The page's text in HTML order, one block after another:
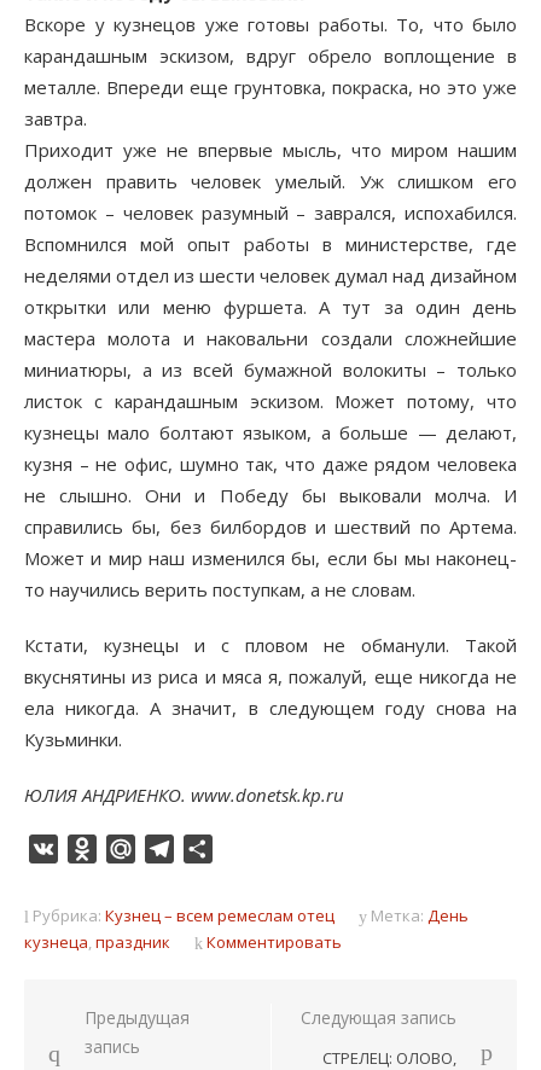
Вскоре у кузнецов уже готовы работы. То, что было
карандашным эскизом, вдруг обрело воплощение в
металле. Впереди еще грунтовка, покраска, но это уже
завтра.
Приходит уже не впервые мысль, что миром нашим
должен править человек умелый. Уж слишком его
потомок – человек разумный – заврался, испохабился.
Вспомнился мой опыт работы в министерстве, где
неделями отдел из шести человек думал над дизайном
открытки или меню фуршета. А тут за один день
мастера молота и наковальни создали сложнейшие
миниатюры, а из всей бумажной волокиты – только
листок с карандашным эскизом. Может потому, что
кузнецы мало болтают языком, а больше — делают,
кузня – не офис, шумно так, что даже рядом человека
не слышно. Они и Победу бы выковали молча. И
справились бы, без билбордов и шествий по Артема.
Может и мир наш изменился бы, если бы мы наконец-
то научились верить поступкам, а не словам.
Кстати, кузнецы и с пловом не обманули. Такой
вкуснятины из риса и мяса я, пожалуй, еще никогда не
ела никогда. А значит, в следующем году снова на
Кузьминки.
ЮЛИЯ АНДРИЕНКО. www.donetsk.kp.ru
VK Odnoklassniki
Mail.RuTelegram
Рубрика: Кузнец – всем ремеслам отец Метка: День
кузнеца,праздник Комментировать
Навигация
по
Предыдущая
запись
Следующая запись
СТРЕЛЕЦ: ОЛОВО,